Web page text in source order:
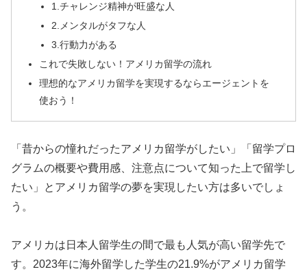
1.チャレンジ精神が旺盛な人
2.メンタルがタフな人
3.行動力がある
これで失敗しない！アメリカ留学の流れ
理想的なアメリカ留学を実現するならエージェントを
使おう！
「昔からの憧れだったアメリカ留学がしたい」「留学プロ
グラムの概要や費用感、注意点について知った上で留学し
たい」とアメリカ留学の夢を実現したい方は多いでしょ
う。
アメリカは日本人留学生の間で最も人気が高い留学先で
す。2023年に海外留学した学生の21.9%がアメリカ留学